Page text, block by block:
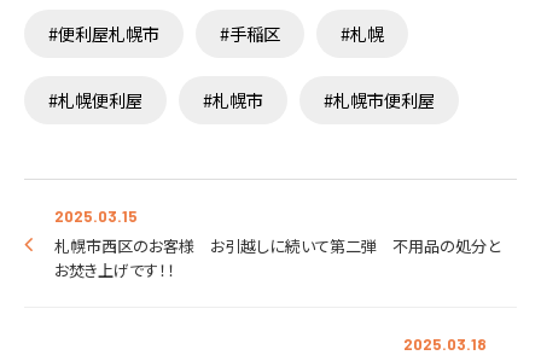
#便利屋札幌市 #手稲区 #札幌
#札幌便利屋 #札幌市 #札幌市便利屋
2025.03.15
札幌市西区のお客様 お引越しに続いて第二弾 不用品の処分と
お焚き上げです！！
2025.03.18